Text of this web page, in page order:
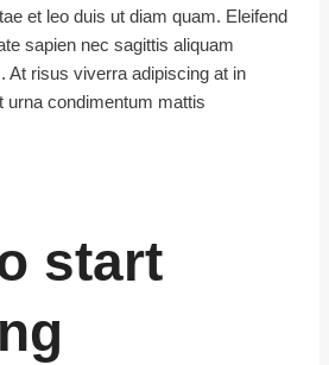
et leo duis ut diam quam. Eleifend
sapien nec sagittis aliquam
At risus viverra adipiscing at in
urna condimentum mattis
start